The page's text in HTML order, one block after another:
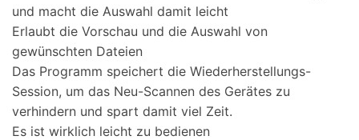
und macht die Auswahl damit leicht
Erlaubt die Vorschau und die Auswahl von
gewünschten Dateien
Das Programm speichert die Wiederherstellungs-
Session, um das Neu-Scannen des Gerätes zu
verhindern und spart damit viel Zeit.
Es ist wirklich leicht zu bedienen